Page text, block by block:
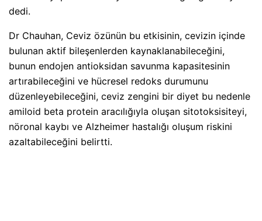
dedi.
Dr Chauhan, Ceviz özünün bu etkisinin, cevizin içinde
bulunan aktif bileşenlerden kaynaklanabileceğini,
bunun endojen antioksidan savunma kapasitesinin
artırabileceğini ve hücresel redoks durumunu
düzenleyebileceğini, ceviz zengini bir diyet bu nedenle
amiloid beta protein aracılığıyla oluşan sitotoksisiteyi,
nöronal kaybı ve Alzheimer hastalığı oluşum riskini
azaltabileceğini belirtti.